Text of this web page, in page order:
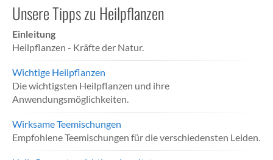
Unsere Tipps zu Heilpflanzen
Einleitung
Heilpflanzen - Kräfte der Natur.
Wichtige Heilpflanzen
Die wichtigsten Heilpflanzen und ihre
Anwendungsmöglichkeiten.
Wirksame Teemischungen
Empfohlene Teemischungen für die verschiedensten Leiden.